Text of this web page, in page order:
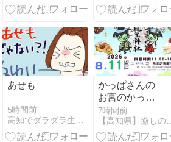
あせも
5時間前
高知でダラダラ生きてます
かっぱさんの
お宮のかっぱ
かふぇ
7時間前
【高知県】癒しの虹色せらぴすと〜リトナのﾌﾞﾛｸﾞ〜